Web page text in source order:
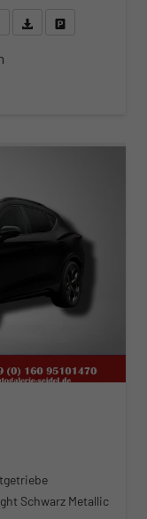
anfragen
Wir rufen Sie anFahrzeugexposé (PDF)
Schwarz Metallic